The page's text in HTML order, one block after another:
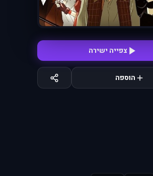
צפייה ישירה
הוספה